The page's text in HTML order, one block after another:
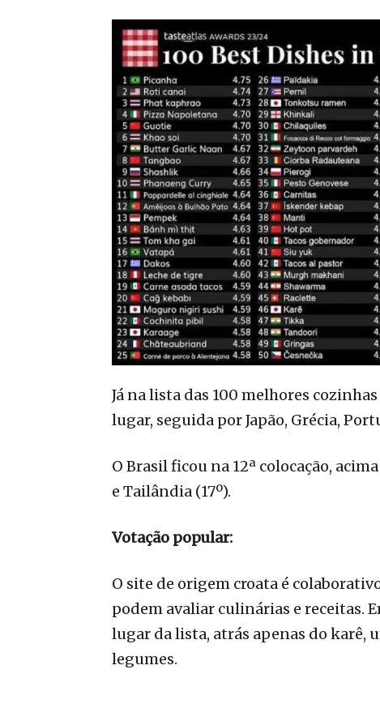
Já na lista das 100 melhores
lugar, seguida por Japão, Grécia,
O Brasil ficou na 12ª colocação,
e Tailândia (17º).
Votação popular:
O site de origem croata é
podem avaliar culinárias e receitas.
lugar da lista, atrás apenas do karê,
legumes.